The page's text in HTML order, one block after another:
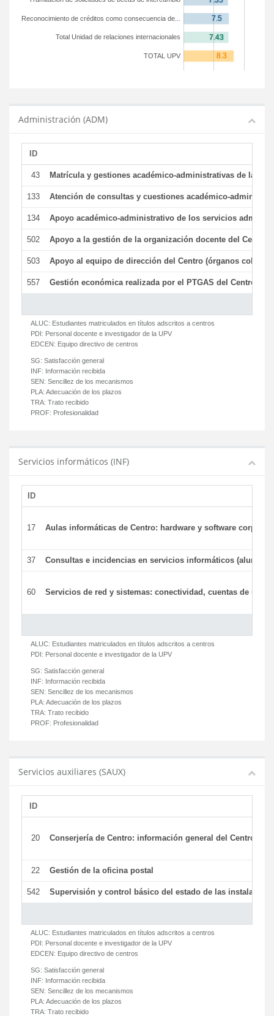
TOTAL UPV
Total Unidad de relaciones internacionales
Reconocimiento de créditos como consecuencia de...
Administración (ADM)
ID
43 Matrícula y gestiones académico-administrativas de la
133 Atención de consultas y cuestiones académico-
134 Apoyo académico-administrativo de los servicios
502 Apoyo a la gestión de la organización docente del Centro
503 Apoyo al equipo de dirección del Centro (órganos
557 Gestión económica realizada por el PTGAS del Centro
ALUC: Estudiantes matriculados en títulos adscritos a centros
PDI: Personal docente e investigador de la UPV
EDCEN: Equipo directivo de centros
SG: Satisfacción general
INF: Información recibida
SEN: Sencillez de los mecanismos
PLA: Adecuación de los plazos
TRA: Trato recibido
PROF: Profesionalidad
Servicios informáticos (INF)
ID
17 Aulas informáticas de Centro: hardware y software
37 Consultas e incidencias en servicios informáticos (alumnos)
60 Servicios de red y sistemas: conectividad, cuentas de
ALUC: Estudiantes matriculados en títulos adscritos a centros
PDI: Personal docente e investigador de la UPV
SG: Satisfacción general
INF: Información recibida
SEN: Sencillez de los mecanismos
PLA: Adecuación de los plazos
TRA: Trato recibido
PROF: Profesionalidad
Servicios auxiliares (SAUX)
ID
20 Conserjería de Centro: información general del Centro y
22 Gestión de la oficina postal
542 Supervisión y control básico del estado de las
ALUC: Estudiantes matriculados en títulos adscritos a centros
PDI: Personal docente e investigador de la UPV
EDCEN: Equipo directivo de centros
SG: Satisfacción general
INF: Información recibida
SEN: Sencillez de los mecanismos
PLA: Adecuación de los plazos
TRA: Trato recibido